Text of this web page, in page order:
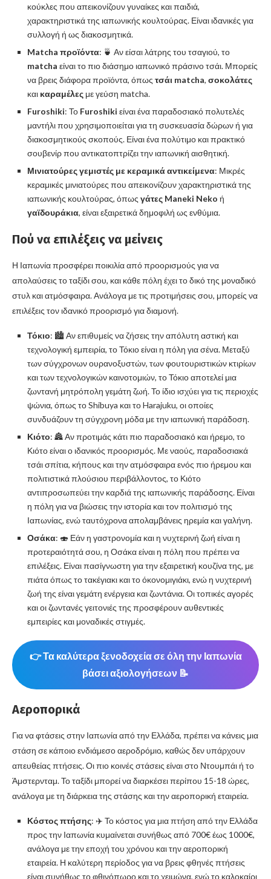
κούκλες που απεικονίζουν γυναίκες και παιδιά,
χαρακτηριστικά της ιαπωνικής κουλτούρας. Είναι ιδανικές για
συλλογή ή ως διακοσμητικά.
Matcha προϊόντα: 🍵 Αν είσαι λάτρης του τσαγιού, το
matcha είναι το πιο διάσημο ιαπωνικό πράσινο τσάι. Μπορείς
να βρεις διάφορα προϊόντα, όπως τσάι matcha, σοκολάτες
και καραμέλες με γεύση matcha.
Furoshiki: Το Furoshiki είναι ένα παραδοσιακό πολυτελές
μαντήλι που χρησιμοποιείται για τη συσκευασία δώρων ή για
διακοσμητικούς σκοπούς. Είναι ένα πολύτιμο και πρακτικό
σουβενίρ που αντικατοπτρίζει την ιαπωνική αισθητική.
Μινιατούρες γεμιστές με κεραμικά αντικείμενα: Μικρές
κεραμικές μινιατούρες που απεικονίζουν χαρακτηριστικά της
ιαπωνικής κουλτούρας, όπως γάτες Maneki Neko ή
γαϊδουράκια, είναι εξαιρετικά δημοφιλή ως ενθύμια.
Πού να επιλέξεις να μείνεις
Η Ιαπωνία προσφέρει ποικιλία από προορισμούς για να
απολαύσεις το ταξίδι σου, και κάθε πόλη έχει το δικό της μοναδικό
στυλ και ατμόσφαιρα. Ανάλογα με τις προτιμήσεις σου, μπορείς να
επιλέξεις τον ιδανικό προορισμό για διαμονή.
Τόκιο: 🏙️ Αν επιθυμείς να ζήσεις την απόλυτη αστική και
τεχνολογική εμπειρία, το Τόκιο είναι η πόλη για σένα. Μεταξύ
των σύγχρονων ουρανοξυστών, των φουτουριστικών κτιρίων
και των τεχνολογικών καινοτομιών, το Τόκιο αποτελεί μια
ζωντανή μητρόπολη γεμάτη ζωή. Το ίδιο ισχύει για τις περιοχές
ψώνια, όπως το Shibuya και το Harajuku, οι οποίες
συνδυάζουν τη σύγχρονη μόδα με την ιαπωνική παράδοση.
Κιότο: 🏯 Αν προτιμάς κάτι πιο παραδοσιακό και ήρεμο, το
Κιότο είναι ο ιδανικός προορισμός. Με ναούς, παραδοσιακά
τσάι σπίτια, κήπους και την ατμόσφαιρα ενός πιο ήρεμου και
πολιτιστικά πλούσιου περιβάλλοντος, το Κιότο
αντιπροσωπεύει την καρδιά της ιαπωνικής παράδοσης. Είναι
η πόλη για να βιώσεις την ιστορία και τον πολιτισμό της
Ιαπωνίας, ενώ ταυτόχρονα απολαμβάνεις ηρεμία και γαλήνη.
Οσάκα: 🍣 Εάν η γαστρονομία και η νυχτερινή ζωή είναι η
προτεραιότητά σου, η Οσάκα είναι η πόλη που πρέπει να
επιλέξεις. Είναι πασίγνωστη για την εξαιρετική κουζίνα της, με
πιάτα όπως το τακέγιακι και το όκονομιγιάκι, ενώ η νυχτερινή
ζωή της είναι γεμάτη ενέργεια και ζωντάνια. Οι τοπικές αγορές
και οι ζωντανές γειτονιές της προσφέρουν αυθεντικές
εμπειρίες και μοναδικές στιγμές.
👉 Τα καλύτερα ξενοδοχεία σε όλη την Ιαπωνία
βάσει αξιολογήσεων 📝
Αεροπορικά
Για να φτάσεις στην Ιαπωνία από την Ελλάδα, πρέπει να κάνεις μια
στάση σε κάποιο ενδιάμεσο αεροδρόμιο, καθώς δεν υπάρχουν
απευθείας πτήσεις. Οι πιο κοινές στάσεις είναι στο Ντουμπάι ή το
Άμστερνταμ. Το ταξίδι μπορεί να διαρκέσει περίπου 15-18 ώρες,
ανάλογα με τη διάρκεια της στάσης και την αεροπορική εταιρεία.
Κόστος πτήσης: ✈️ Το κόστος για μια πτήση από την Ελλάδα
προς την Ιαπωνία κυμαίνεται συνήθως από 700€ έως 1000€,
ανάλογα με την εποχή του χρόνου και την αεροπορική
εταιρεία. Η καλύτερη περίοδος για να βρεις φθηνές πτήσεις
είναι συνήθως το φθινόπωρο και το χειμώνα, ενώ το καλοκαίρι